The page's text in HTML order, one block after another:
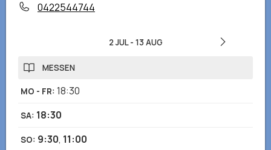
0422544744
2 JUL- 13 AUG
MESSEN
MO - FR: 18:30
SA: 18:30
SO: 9:30, 11:00